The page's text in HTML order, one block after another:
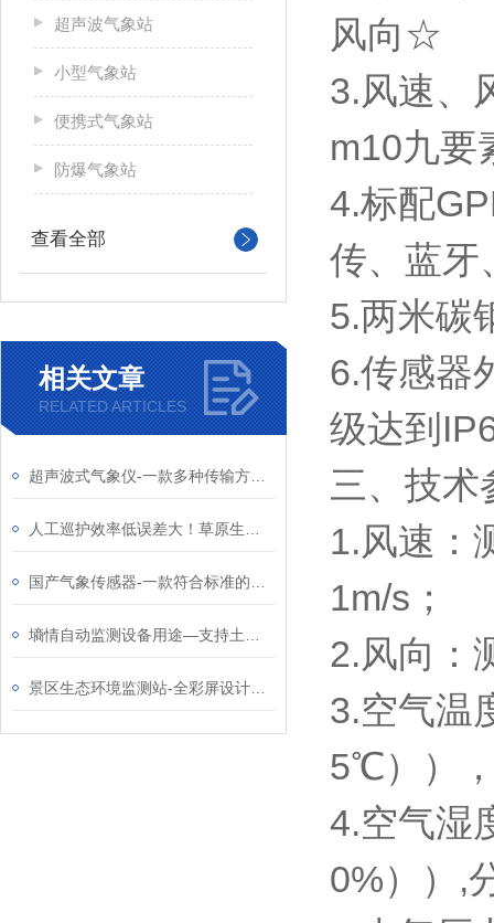
超声波气象站
小型气象站
便携式气象站
防爆气象站
查看全部
相关文章
RELATED ARTICLES
风向☆
3.风速、
m10九
4.标配
传、蓝牙
5.两米碳
6.传感器
级达到
三、技术
1.风速：
1m/s；
2.风向：
3.空气温
5℃））
4.空气湿
0%））,